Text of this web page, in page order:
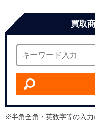
買取
半角全角・英数字等の入力